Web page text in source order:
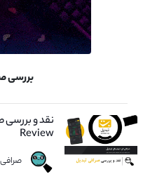
بررسی
Review